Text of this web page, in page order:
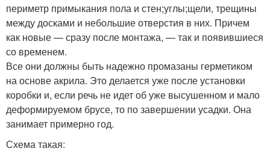
периметр примыкания пола и стен;углы;щели, трещины
между досками и небольшие отверстия в них. Причем
как новые — сразу после монтажа, — так и появившиеся
со временем.
Все они должны быть надежно промазаны герметиком
на основе акрила. Это делается уже после установки
коробки и, если речь не идет об уже высушенном и мало
деформируемом брусе, то по завершении усадки. Она
занимает примерно год.
Схема такая: